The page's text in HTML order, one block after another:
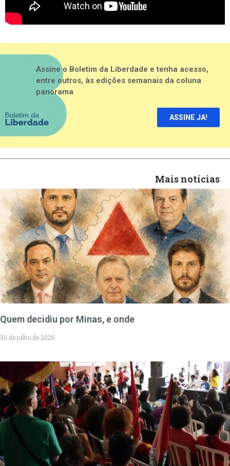
Assine o Boletim da Liberdade e tenha acesso,
entre outros, às edições semanais da coluna
panorama
ASSINE JA!
Mais notícias
Quem decidiu por Minas, e onde
30 de julho de 2026